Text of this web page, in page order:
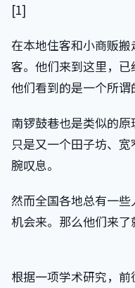
[1]
在本地住客和小商贩
客。他们来到这里，
他们看到的是一个所
南锣鼓巷也是类似的
只是又一个田子坊、
腕叹息。
然而全国各地总有一
机会来。那么他们来
根据一项学术研究，